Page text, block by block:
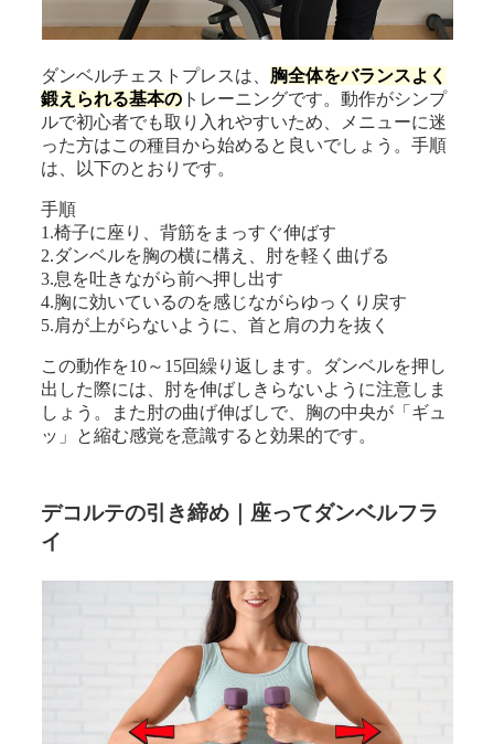
ダンベルチェストプレスは、 胸全体をバランスよく
鍛えられる基本の トレーニングです。動作がシンプ
ルで初心者でも取り入れやすいため、メニューに迷
った方はこの種目から始めると良いでしょう。手順
は、以下のとおりです。
手順
1.椅子に座り、背筋をまっすぐ伸ばす
2.ダンベルを胸の横に構え、肘を軽く曲げる
3.息を吐きながら前へ押し出す
4.胸に効いているのを感じながらゆっくり戻す
5.肩が上がらないように、首と肩の力を抜く
この動作を10～15回繰り返します。ダンベルを押し
出した際には、肘を伸ばしきらないように注意しま
しょう。また肘の曲げ伸ばしで、胸の中央が「ギュ
ッ」と縮む感覚を意識すると効果的です。
デコルテの引き締め｜座ってダンベルフラ
イ